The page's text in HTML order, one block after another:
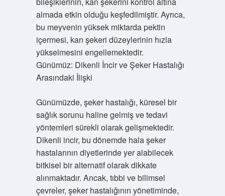
almada etkin olduğu keşfedilmiştir. Ayrıca,
bu meyvenin yüksek miktarda pektin
içermesi, kan şekeri düzeylerinin hızla
yükselmesini engellemektedir.
Günümüz: Dikenli İncir ve Şeker Hastalığı
Arasındaki İlişki
Günümüzde, şeker hastalığı, küresel bir
sağlık sorunu haline gelmiş ve tedavi
yöntemleri sürekli olarak gelişmektedir.
Dikenli incir, bu dönemde hala şeker
hastalarının diyetlerinde yer alabilecek
bitkisel bir alternatif olarak dikkate
alınmaktadır. Ancak, tıbbi ve bilimsel
çevreler, şeker hastalığının yönetiminde,